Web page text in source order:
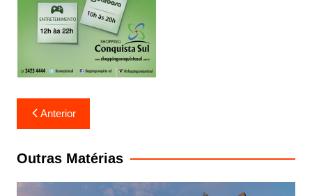
Navegação
de
Post
Anterior
Outras Matérias